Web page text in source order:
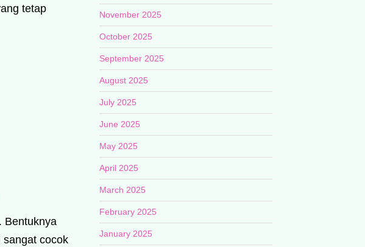
tetap
Bentuknya
sangat cocok
November 2025
October 2025
September 2025
August 2025
July 2025
June 2025
May 2025
April 2025
March 2025
February 2025
January 2025